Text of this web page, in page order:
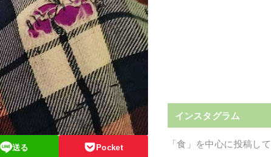
送る Pocket
インスタグラム
「食」を中心に投稿し